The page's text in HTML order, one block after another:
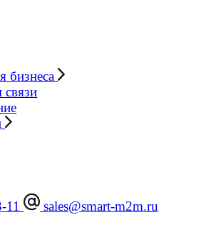
cookie — небольшие
сохраняются на вашем
сайта. Cookie помогают
работу сайта,
пользователей и улучшать
мы
сайта, включая
оформления заказа и